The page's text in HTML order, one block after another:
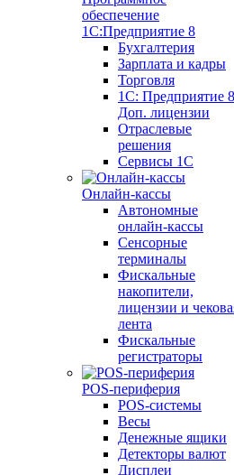
обеспечение
1С:Предприятие 8
Бухгалтерия
Зарплата и кадры
Торговля
1C: Предприятие 8
Доп. лицензии
Отраслевые
решения
Сервисы 1С
Онлайн-кассы
Автономные
онлайн-кассы
Сенсорные
терминалы
Фискальные
накопители,
лицензии и
лента
Фискальные
регистраторы
POS-периферия
POS-системы
Весы
Денежные ящики
Детекторы валют
Дисплеи